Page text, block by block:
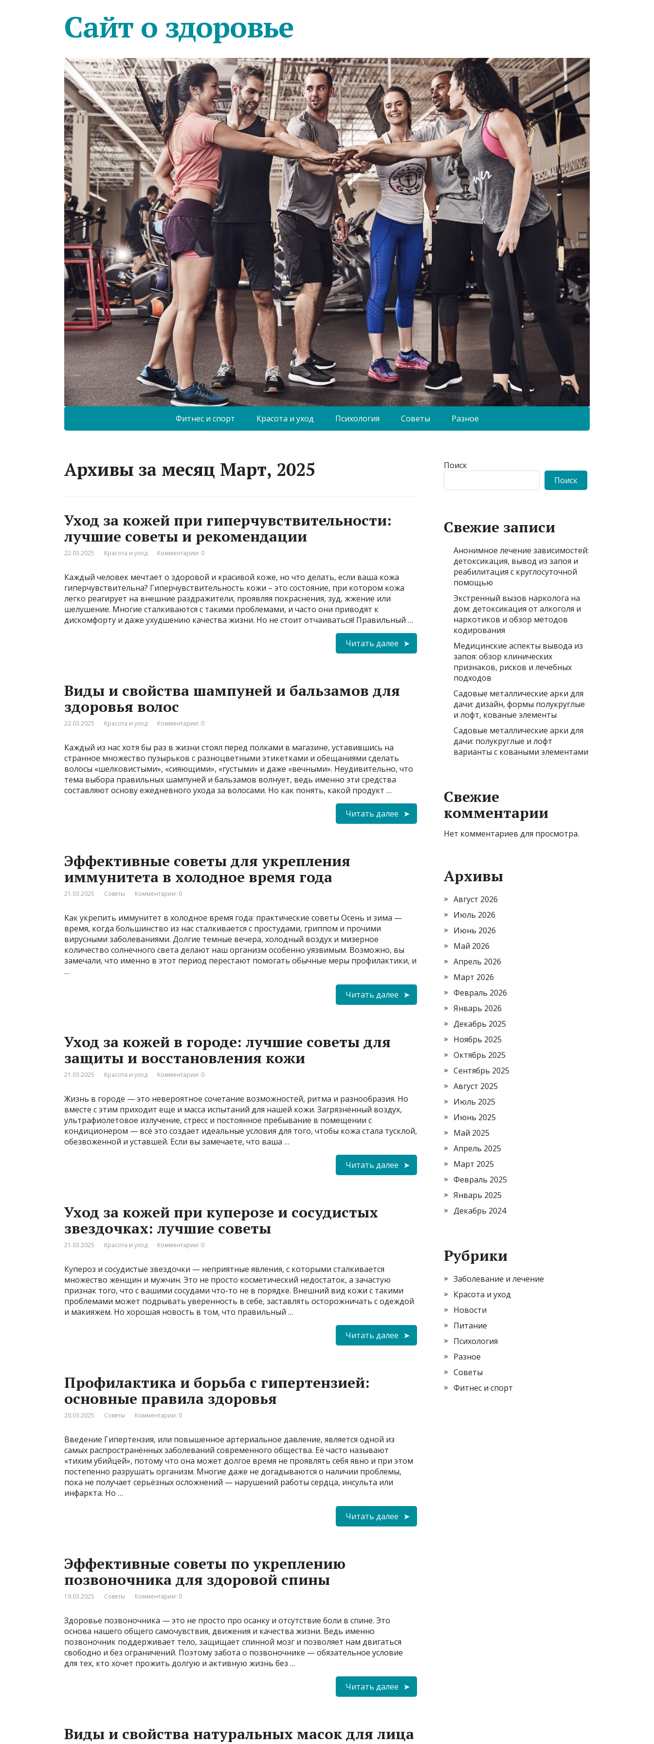
Сайт о здоровье
Фитнес и спорт Красота и уход Психология Советы Разное
Архивы за месяц Март, 2025
Уход за кожей при гиперчувствительности:
лучшие советы и рекомендации
22.03.2025 Красота и уход Комментарии: 0
Каждый человек мечтает о здоровой и красивой коже, но что делать, если ваша кожа
гиперчувствительна? Гиперчувствительность кожи – это состояние, при котором кожа
легко реагирует на внешние раздражители, проявляя покраснения, зуд, жжение или
шелушение. Многие сталкиваются с такими проблемами, и часто они приводят к
дискомфорту и даже ухудшению качества жизни. Но не стоит отчаиваться! Правильный …
Читать далее
Виды и свойства шампуней и бальзамов для
здоровья волос
22.03.2025 Красота и уход Комментарии: 0
Каждый из нас хотя бы раз в жизни стоял перед полками в магазине, уставившись на
странное множество пузырьков с разноцветными этикетками и обещаниями сделать
волосы «шелковистыми», «сияющими», «густыми» и даже «вечными». Неудивительно, что
тема выбора правильных шампуней и бальзамов волнует, ведь именно эти средства
составляют основу ежедневного ухода за волосами. Но как понять, какой продукт …
Читать далее
Эффективные советы для укрепления
иммунитета в холодное время года
21.03.2025 Советы Комментарии: 0
Как укрепить иммунитет в холодное время года: практические советы Осень и зима —
время, когда большинство из нас сталкивается с простудами, гриппом и прочими
вирусными заболеваниями. Долгие темные вечера, холодный воздух и мизерное
количество солнечного света делают наш организм особенно уязвимым. Возможно, вы
замечали, что именно в этот период перестают помогать обычные меры профилактики, и
…
Читать далее
Уход за кожей в городе: лучшие советы для
защиты и восстановления кожи
21.03.2025 Красота и уход Комментарии: 0
Жизнь в городе — это невероятное сочетание возможностей, ритма и разнообразия. Но
вместе с этим приходит еще и масса испытаний для нашей кожи. Загрязнённый воздух,
ультрафиолетовое излучение, стресс и постоянное пребывание в помещении с
кондиционером — всё это создает идеальные условия для того, чтобы кожа стала тусклой,
обезвоженной и уставшей. Если вы замечаете, что ваша …
Читать далее
Уход за кожей при куперозе и сосудистых
звездочках: лучшие советы
21.03.2025 Красота и уход Комментарии: 0
Купероз и сосудистые звездочки — неприятные явления, с которыми сталкивается
множество женщин и мужчин. Это не просто косметический недостаток, а зачастую
признак того, что с вашими сосудами что-то не в порядке. Внешний вид кожи с такими
проблемами может подрывать уверенность в себе, заставлять осторожничать с одеждой
и макияжем. Но хорошая новость в том, что правильный …
Читать далее
Профилактика и борьба с гипертензией:
основные правила здоровья
20.03.2025 Советы Комментарии: 0
Введение Гипертензия, или повышенное артериальное давление, является одной из
самых распространённых заболеваний современного общества. Её часто называют
«тихим убийцей», потому что она может долгое время не проявлять себя явно и при этом
постепенно разрушать организм. Многие даже не догадываются о наличии проблемы,
пока не получает серьёзных осложнений — нарушений работы сердца, инсульта или
инфаркта. Но …
Читать далее
Эффективные советы по укреплению
позвоночника для здоровой спины
19.03.2025 Советы Комментарии: 0
Здоровье позвоночника — это не просто про осанку и отсутствие боли в спине. Это
основа нашего общего самочувствия, движения и качества жизни. Ведь именно
позвоночник поддерживает тело, защищает спинной мозг и позволяет нам двигаться
свободно и без ограничений. Поэтому забота о позвоночнике — обязательное условие
для тех, кто хочет прожить долгую и активную жизнь без …
Читать далее
Виды и свойства натуральных масок для лица
Поиск
Поиск
Свежие записи
Анонимное лечение зависимостей:
детоксикация, вывод из запоя и
реабилитация с круглосуточной
помощью
Экстренный вызов нарколога на
дом: детоксикация от алкоголя и
наркотиков и обзор методов
кодирования
Медицинские аспекты вывода из
запоя: обзор клинических
признаков, рисков и лечебных
подходов
Садовые металлические арки для
дачи: дизайн, формы полукруглые
и лофт, кованые элементы
Садовые металлические арки для
дачи: полукруглые и лофт
варианты с коваными элементами
Свежие
комментарии
Нет комментариев для просмотра.
Архивы
Август 2026
Июль 2026
Июнь 2026
Май 2026
Апрель 2026
Март 2026
Февраль 2026
Январь 2026
Декабрь 2025
Ноябрь 2025
Октябрь 2025
Сентябрь 2025
Август 2025
Июль 2025
Июнь 2025
Май 2025
Апрель 2025
Март 2025
Февраль 2025
Январь 2025
Декабрь 2024
Рубрики
Заболевание и лечение
Красота и уход
Новости
Питание
Психология
Разное
Советы
Фитнес и спорт